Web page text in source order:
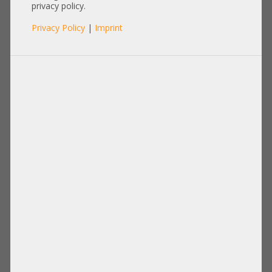
privacy policy.
Privacy Policy | Imprint
Rücktür Seitenverkleidungen